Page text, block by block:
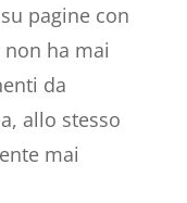
pagine con
non ha mai
da
allo stesso
mai